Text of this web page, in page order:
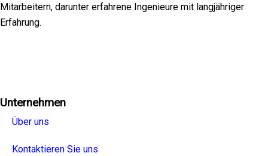
Mitarbeitern, darunter erfahrene Ingenieure mit langjähriger
Erfahrung.
Unternehmen
Über uns
Kontaktieren Sie uns